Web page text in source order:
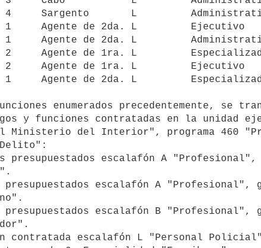
Sargento       L         Administrativo
Agente de 2da. L         Ejecutivo
Agente de 2da. L
Agente de 1ra. L         Especializado
Agente de 1ra. L         Ejecutivo
Agente de 2da. L
enumerados precedentemente, se
y funciones contratadas en la unidad
Ministerio del Interior", programa 460
escalafón A
escalafón A "Profesional",
escalafón B "Profesional",
escalafón L "Personal